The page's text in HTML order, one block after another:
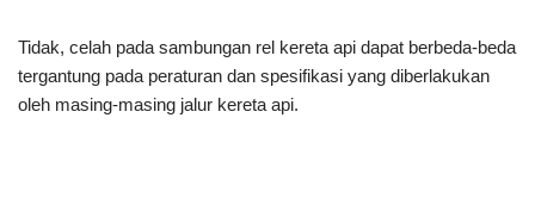
Tidak, celah pada sambungan rel kereta api dapat berbeda-beda
tergantung pada peraturan dan spesifikasi yang diberlakukan
oleh masing-masing jalur kereta api.